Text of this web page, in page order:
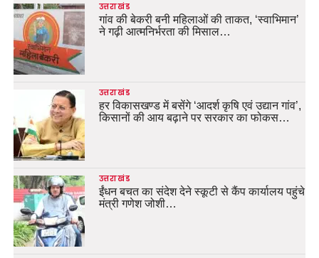
उत्तराखंड
गांव की बेकरी बनी महिलाओं की ताकत, ‘स्वाभिमान’
ने गढ़ी आत्मनिर्भरता की मिसाल…
उत्तराखंड
हर विकासखण्ड में बसेंगे ‘आदर्श कृषि एवं उद्यान गांव’,
किसानों की आय बढ़ाने पर सरकार का फोकस…
उत्तराखंड
ईंधन बचत का संदेश देने स्कूटी से कैंप कार्यालय पहुंचे
मंत्री गणेश जोशी…